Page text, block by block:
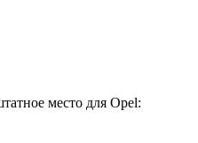
место для Opel: